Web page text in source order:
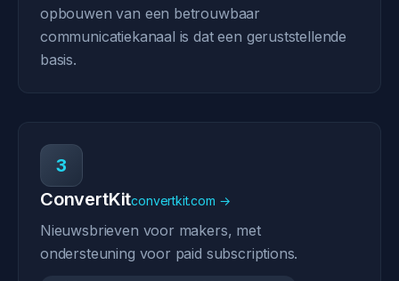
opbouwen van een betrouwbaar
communicatiekanaal is dat een geruststellende
basis.
3
ConvertKitconvertkit.com →
Nieuwsbrieven voor makers, met
ondersteuning voor paid subscriptions.